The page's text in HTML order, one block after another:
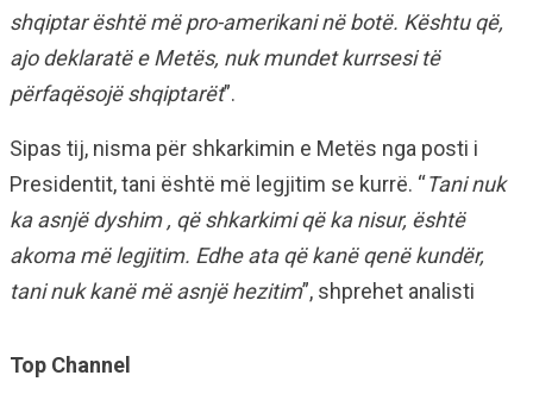
shqiptar është më pro-amerikani në botë. Kështu që,
ajo deklaratë e Metës, nuk mundet kurrsesi të
përfaqësojë shqiptarët”.
Sipas tij, nisma për shkarkimin e Metës nga posti i
Presidentit, tani është më legjitim se kurrë. “Tani nuk
ka asnjë dyshim , që shkarkimi që ka nisur, është
akoma më legjitim. Edhe ata që kanë qenë kundër,
tani nuk kanë më asnjë hezitim”, shprehet analisti
Top Channel